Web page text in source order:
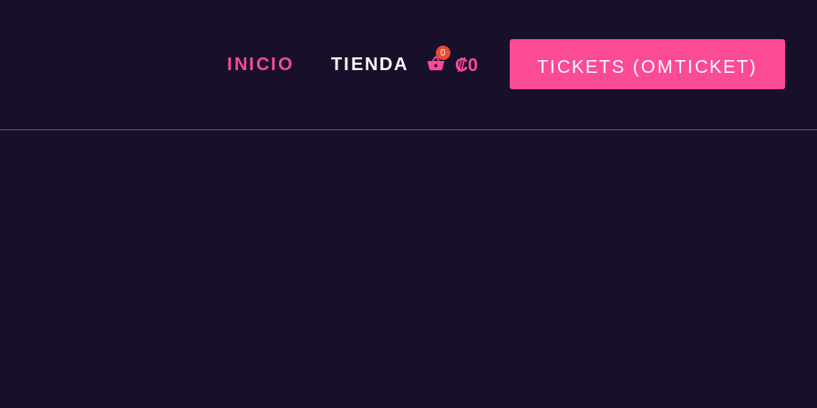
INICIO TIENDA ₡0 TICKETS (OMTICKET)